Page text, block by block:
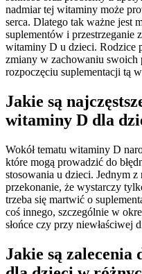
nadmiar tej witaminy może
serca. Dlatego tak ważne jest
suplementów i przestrzeganie
witaminy D u dzieci. Rodzice
zmiany w zachowaniu swoich
rozpoczęciu suplementacji tą
Jakie są
witaminy D dla
Wokół tematu witaminy D
które mogą prowadzić do
stosowania u dzieci. Jednym
przekonanie, że wystarczy
trzeba się martwić o
coś innego, szczególnie w
słońce czy przy niewłaściwej
Jakie są zalecenia